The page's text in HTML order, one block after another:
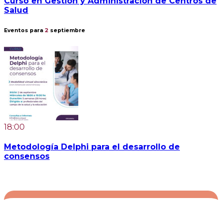
Salud
Eventos para 2 septiembre
18:00
Metodología Delphi para el desarrollo de
consensos